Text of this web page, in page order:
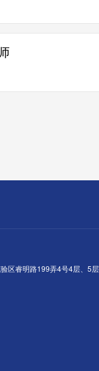
区睿明路199弄4号4层、5层